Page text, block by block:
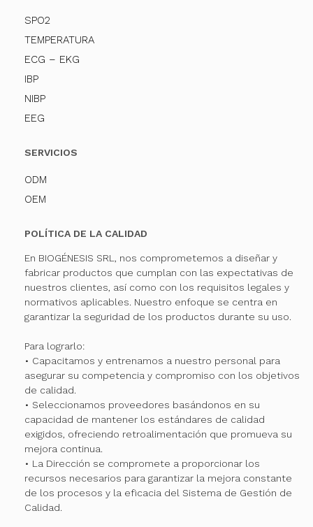
SPO2
TEMPERATURA
ECG – EKG
IBP
NIBP
EEG
SERVICIOS
ODM
OEM
POLÍTICA DE LA CALIDAD
En BIOGÉNESIS SRL, nos comprometemos a diseñar y
fabricar productos que cumplan con las expectativas de
nuestros clientes, así como con los requisitos legales y
normativos aplicables. Nuestro enfoque se centra en
garantizar la seguridad de los productos durante su uso.
Para lograrlo:
• Capacitamos y entrenamos a nuestro personal para
asegurar su competencia y compromiso con los objetivos
de calidad.
• Seleccionamos proveedores basándonos en su
capacidad de mantener los estándares de calidad
exigidos, ofreciendo retroalimentación que promueva su
mejora continua.
• La Dirección se compromete a proporcionar los
recursos necesarios para garantizar la mejora constante
de los procesos y la eficacia del Sistema de Gestión de
Calidad.